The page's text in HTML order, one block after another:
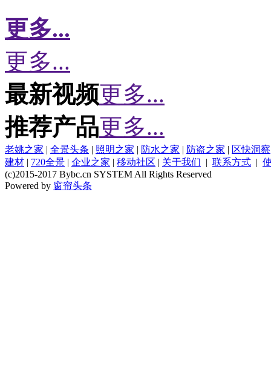
更多...
更多...
最新视频更多...
推荐产品更多...
老姚之家 | 全景头条 | 照明之家 | 防水之家 | 防盗之家 | 区快洞察
建材 | 720全景 | 企业之家 | 移动社区 | 关于我们 | 联系方式 |
(c)2015-2017 Bybc.cn SYSTEM All Rights Reserved
Powered by 窗帘头条